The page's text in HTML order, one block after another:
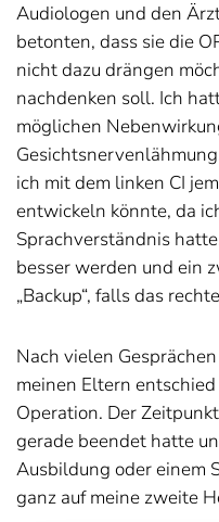
Audiologen und den
betonten, dass sie die
nicht dazu drängen
nachdenken soll. Ich
möglichen
ich mit dem linken CI
entwickeln könnte, da
Sprachverständnis
besser werden und ein
„Backup“, falls das
Nach vielen
meinen Eltern
Operation. Der
gerade beendet hatte
Ausbildung oder einem
ganz auf meine zweite